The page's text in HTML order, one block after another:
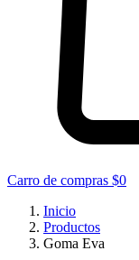
Carro de compras $0
Inicio
Productos
Goma Eva